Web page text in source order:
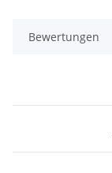
Bewertungen